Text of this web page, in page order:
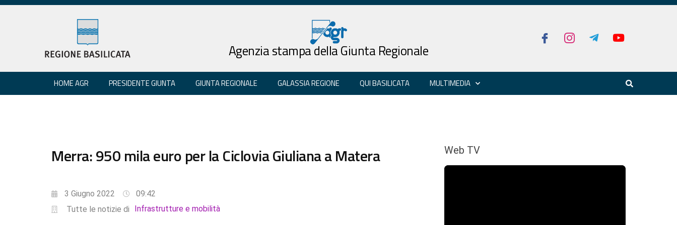
Agenzia stampa della Giunta Regionale
HOME AGR PRESIDENTE GIUNTA GIUNTA REGIONALE GALASSIA REGIONE QUI BASILICATA MULTIMEDIA
Merra: 950 mila euro per la Ciclovia Giuliana a Matera
3 Giugno 2022
09:42
Tutte le notizie di
Infrastrutture e mobilità
Web TV